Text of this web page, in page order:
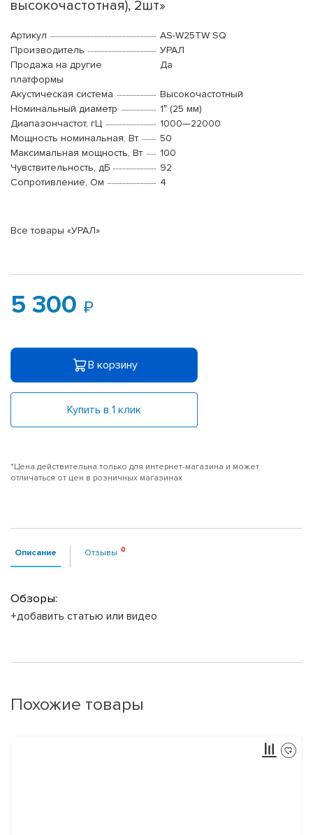
высокочастотная), 2шт»
Артикул
AS-W25TW SQ
Производитель
УРАЛ
Продажа на другие
платформы
Да
Акустическая система
Высокочастотный
Номинальный диаметр
1″ (25 мм)
Диапазончастот, гЦ
1000—22000
Мощность номинальная, Вт
50
Максимальная мощность, Вт
100
Чувствительность, дБ
92
Сопротивление, Ом
4
Все товары «УРАЛ»
5 300
В корзину
Купить в 1 клик
*Цена действительна только для интернет-магазина и может
отличаться от цен в розничных магазинах
Описание Отзывы
Обзоры:
+добавить статью или видео
Похожие товары